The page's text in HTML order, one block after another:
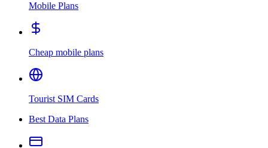
Mobile Plans
Cheap mobile plans
Tourist SIM Cards
Best Data Plans